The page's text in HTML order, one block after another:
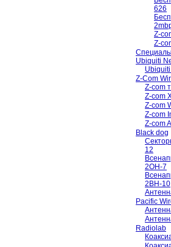
626
Z-
Z-
Ubiquiti
Z-Com
Z-com
Z-com
Z-com
Z-com
Z-com
Black dog
12
2OH-7
2BH-10
Pacific
Radiolab